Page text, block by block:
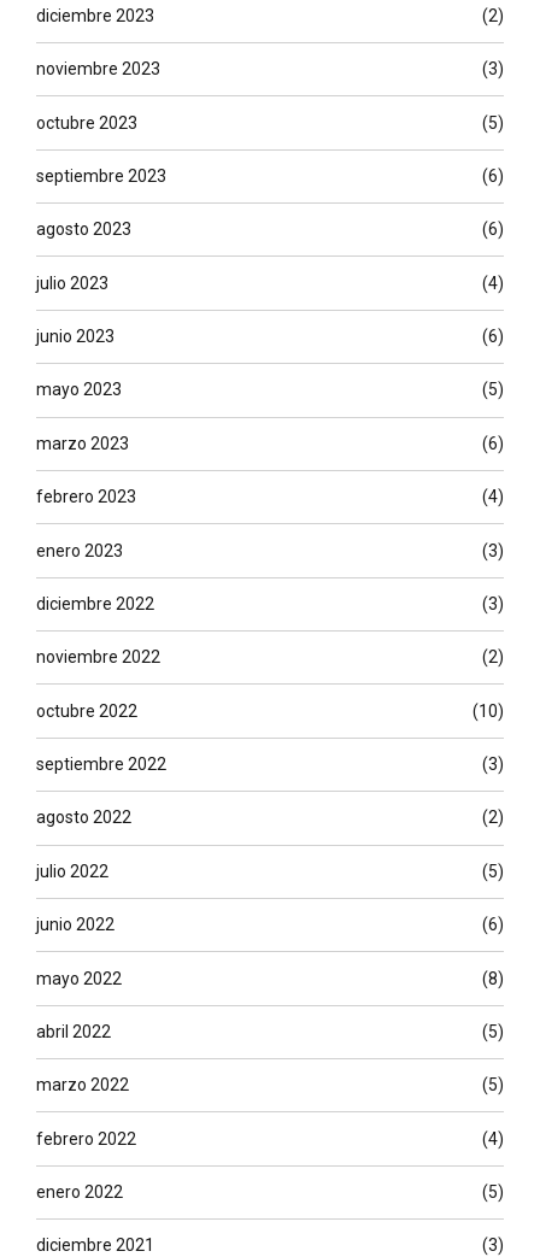
diciembre 2023 (2)
noviembre 2023 (3)
octubre 2023 (5)
septiembre 2023 (6)
agosto 2023 (6)
julio 2023 (4)
junio 2023 (6)
mayo 2023 (5)
marzo 2023 (6)
febrero 2023 (4)
enero 2023 (3)
diciembre 2022 (3)
noviembre 2022 (2)
octubre 2022 (10)
septiembre 2022 (3)
agosto 2022 (2)
julio 2022 (5)
junio 2022 (6)
mayo 2022 (8)
abril 2022 (5)
marzo 2022 (5)
febrero 2022 (4)
enero 2022 (5)
diciembre 2021 (3)